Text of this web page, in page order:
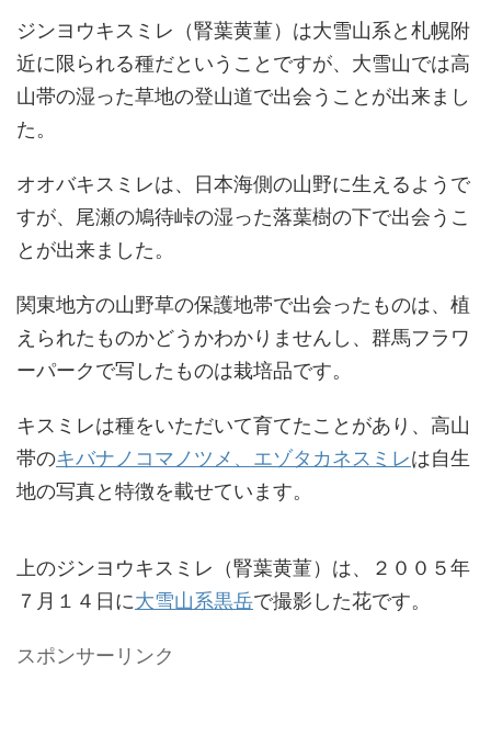
ジンヨウキスミレ（腎葉黄菫）は大雪山系と札幌附
近に限られる種だということですが、大雪山では高
山帯の湿った草地の登山道で出会うことが出来まし
た。
オオバキスミレは、日本海側の山野に生えるようで
すが、尾瀬の鳩待峠の湿った落葉樹の下で出会うこ
とが出来ました。
関東地方の山野草の保護地帯で出会ったものは、植
えられたものかどうかわかりませんし、群馬フラワ
ーパークで写したものは栽培品です。
キスミレは種をいただいて育てたことがあり、高山
帯のキバナノコマノツメ、エゾタカネスミレは自生
地の写真と特徴を載せています。
上のジンヨウキスミレ（腎葉黄菫）は、２００５年
７月１４日に大雪山系黒岳で撮影した花です。
スポンサーリンク